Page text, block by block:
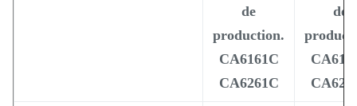
de
production.
CA6161C
CA6261C
de